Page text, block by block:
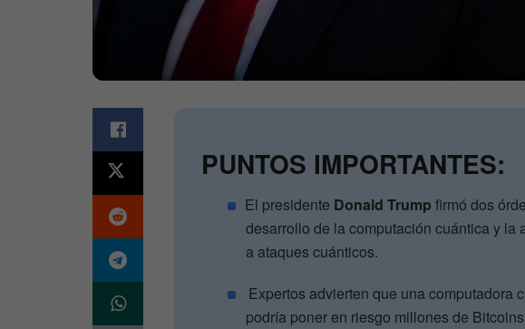
PUNTOS IMPORTANTES:
El presidente Donald Trump firmó dos
desarrollo de la computación cuántica y la
a ataques cuánticos.
Expertos advierten que una computadora
podría poner en riesgo millones de